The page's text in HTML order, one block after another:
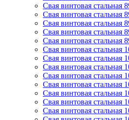
Свая винтовая стальная
Свая винтовая стальная
Свая винтовая стальная
Свая винтовая стальная
Свая винтовая стальная
Свая винтовая стальная
Свая винтовая стальная
Свая винтовая стальная
Свая винтовая стальная
Свая винтовая стальная
Свая винтовая стальная
Свая винтовая стальная
Свая винтовая стальная